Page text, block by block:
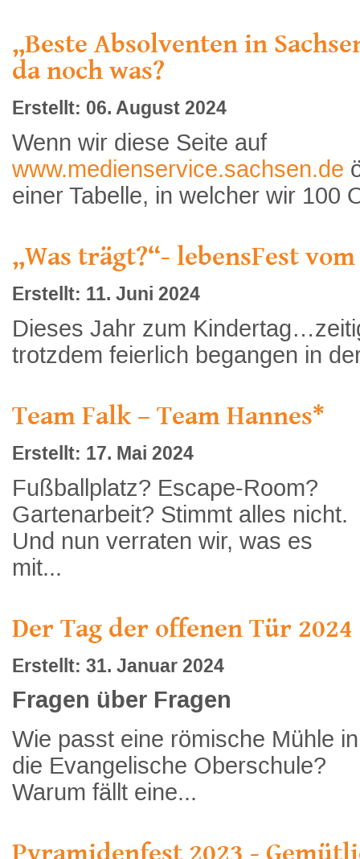
„Beste Absolventen in
da noch was?
Erstellt: 06. August 2024
Wenn wir diese Seite auf
www.medienservice.sachsen.de
einer Tabelle, in welcher wir 100
„Was trägt?“- lebensFest
Erstellt: 11. Juni 2024
Dieses Jahr zum
trotzdem feierlich begangen in
Team Falk – Team Hannes*
Erstellt: 17. Mai 2024
Fußballplatz? Escape-Room?
Gartenarbeit? Stimmt alles nicht.
Und nun verraten wir, was es
mit...
Der Tag der offenen Tür 2024
Erstellt: 31. Januar 2024
Fragen über Fragen
Wie passt eine römische Mühle in
die Evangelische Oberschule?
Warum fällt eine...